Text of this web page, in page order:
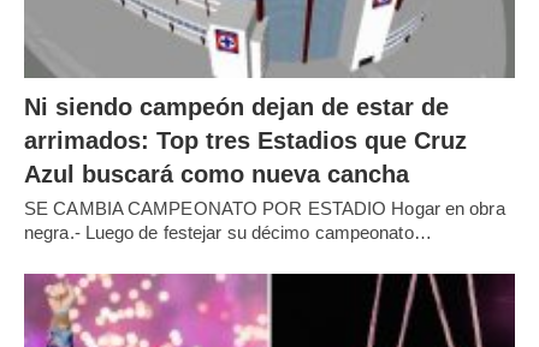
Ni siendo campeón dejan de estar de
arrimados: Top tres Estadios que Cruz
Azul buscará como nueva cancha
SE CAMBIA CAMPEONATO POR ESTADIO Hogar en obra
negra.- Luego de festejar su décimo campeonato…